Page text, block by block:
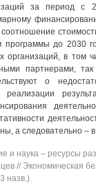
за период с
программы до 2030
организаций, в
партнерами,
о
а следовательно
и наука ‒ ресурсы
// Экономическая
назв.).